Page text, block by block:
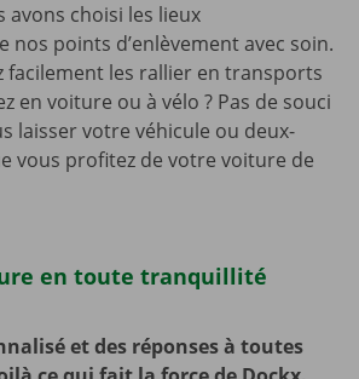
avons choisi les lieux
nos points d’enlèvement avec soin.
facilement les rallier en transports
en voiture ou à vélo ? Pas de souci
laisser votre véhicule ou deux-
vous profitez de votre voiture de
en toute tranquillité
et des réponses à toutes